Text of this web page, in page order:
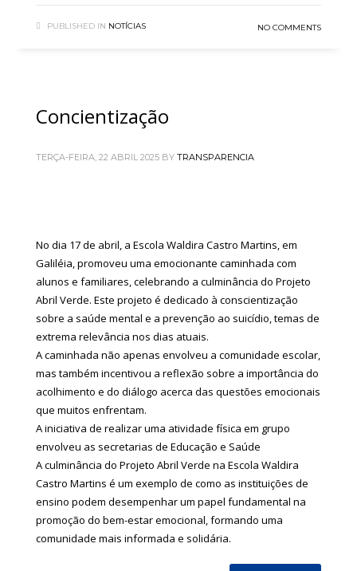
PUBLISHED IN NOTÍCIAS NO COMMENTS
Concientização
TERÇA-FEIRA, 22 ABRIL 2025 BY TRANSPARENCIA
No dia 17 de abril, a Escola Waldira Castro Martins, em
Galiléia, promoveu uma emocionante caminhada com
alunos e familiares, celebrando a culminância do Projeto
Abril Verde. Este projeto é dedicado à conscientização
sobre a saúde mental e a prevenção ao suicídio, temas de
extrema relevância nos dias atuais.
A caminhada não apenas envolveu a comunidade escolar,
mas também incentivou a reflexão sobre a importância do
acolhimento e do diálogo acerca das questões emocionais
que muitos enfrentam.
A iniciativa de realizar uma atividade física em grupo
envolveu as secretarias de Educação e Saúde
A culminância do Projeto Abril Verde na Escola Waldira
Castro Martins é um exemplo de como as instituições de
ensino podem desempenhar um papel fundamental na
promoção do bem-estar emocional, formando uma
comunidade mais informada e solidária.